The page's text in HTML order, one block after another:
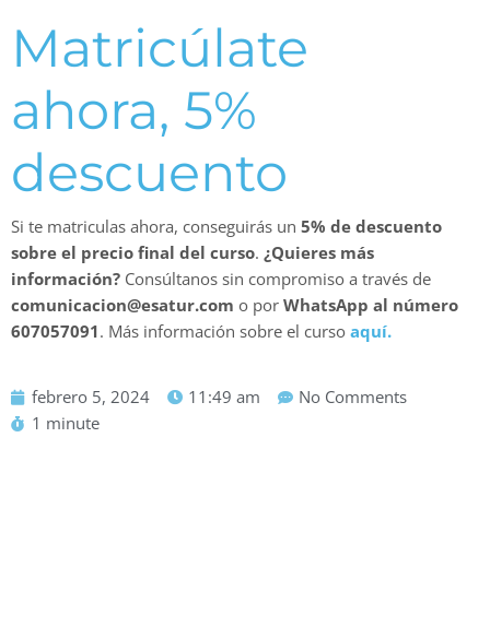
Matricúlate
ahora, 5%
descuento
Si te matriculas ahora, conseguirás un 5% de descuento
sobre el precio final del curso. ¿Quieres más
información? Consúltanos sin compromiso a través de
comunicacion@esatur.com o por WhatsApp al número
607057091. Más información sobre el curso aquí.
febrero 5, 2024 11:49 am
No Comments
1 minute